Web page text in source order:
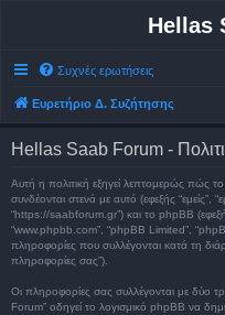
Hellas
Συχνές ερωτήσεις
Ευρετήριο Δ. Συζήτησης
Hellas Saab Forum -
Αυτή η πολιτική εξηγεί λεπτομερώς πώς
συνδέονται στενά με αυτό (εφεξής “εμείς”,
“https://saabforum.gr”) και το phpBB
“www.phpbb.com”, “phpBB Limited”,
πληροφορίες που συλλέγονται κατά τη
πληροφορίες σας”).
Οι πληροφορίες σας συλλέγονται με δύο
Forum” οδηγεί το λογισμικό phpBB να